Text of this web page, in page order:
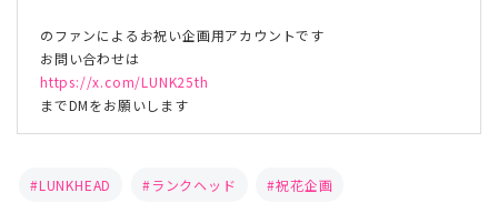
のファンによるお祝い企画用アカウントです
お問い合わせは
https://x.com/LUNK25th
までDMをお願いします
LUNKHEAD ランクヘッド 祝花企画